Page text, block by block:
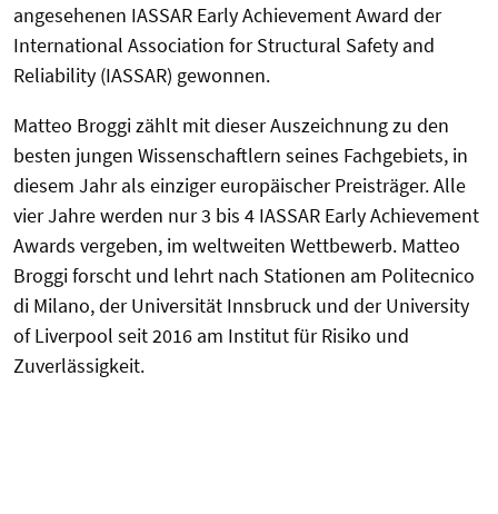
angesehenen IASSAR Early Achievement Award der
International Association for Structural Safety and
Reliability (IASSAR) gewonnen.
Matteo Broggi zählt mit dieser Auszeichnung zu den
besten jungen Wissenschaftlern seines Fachgebiets, in
diesem Jahr als einziger europäischer Preisträger. Alle
vier Jahre werden nur 3 bis 4 IASSAR Early Achievement
Awards vergeben, im weltweiten Wettbewerb. Matteo
Broggi forscht und lehrt nach Stationen am Politecnico
di Milano, der Universität Innsbruck und der University
of Liverpool seit 2016 am Institut für Risiko und
Zuverlässigkeit.